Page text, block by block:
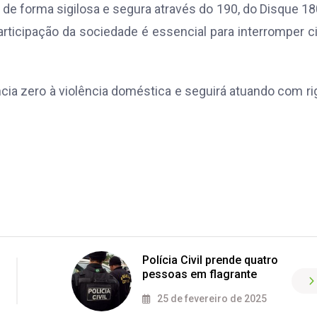
forma sigilosa e segura através do 190, do Disque
da sociedade é essencial para interromper
zero à violência doméstica e seguirá atuando com
Polícia Civil prende quatro
pessoas em flagrante
25 de fevereiro de 2025